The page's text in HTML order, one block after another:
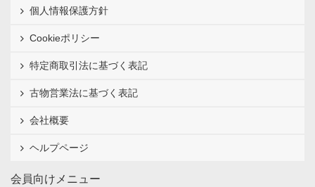
個人情報保護方針
Cookieポリシー
特定商取引法に基づく表記
古物営業法に基づく表記
会社概要
ヘルプページ
会員向けメニュー